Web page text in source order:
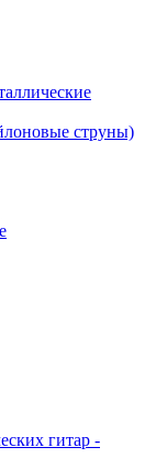
струны)
гитар -